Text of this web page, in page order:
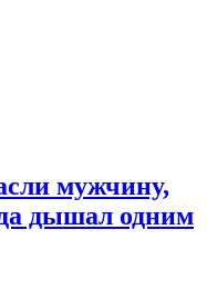
мужчину,
дышал одним